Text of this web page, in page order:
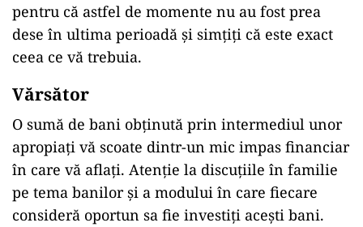
pentru că astfel de momente nu au fost prea
dese în ultima perioadă și simțiți că este exact
ceea ce vă trebuia.
Vărsător
O sumă de bani obținută prin intermediul unor
apropiați vă scoate dintr-un mic impas financiar
în care vă aflați. Atenție la discuțiile în familie
pe tema banilor și a modului în care fiecare
consideră oportun sa fie investiți acești bani.